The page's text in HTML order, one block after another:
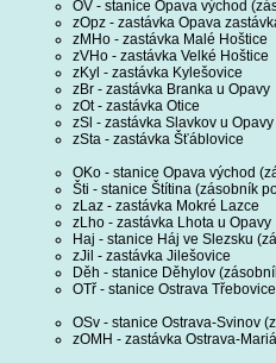
OV - stanice Opava východ
zOpz - zastávka Opava
zMHo - zastávka Malé Hoštice
zVHo - zastávka Velké Hoštice
zKyl - zastávka Kylešovice
zBr - zastávka Branka u Opavy
zOt - zastávka Otice
zSl - zastávka Slavkov u Opavy
zSta - zastávka Šťáblovice
OKo - stanice Opava východ
Šti - stanice Štítina (zásobník
zLaz - zastávka Mokré Lazce
zLho - zastávka Lhota u Opavy
Haj - stanice Háj ve Slezsku
zJil - zastávka Jilešovice
Děh - stanice Děhylov
OTř - stanice Ostrava Třebovice
OSv - stanice Ostrava-Svinov
zOMH - zastávka Ostrava-